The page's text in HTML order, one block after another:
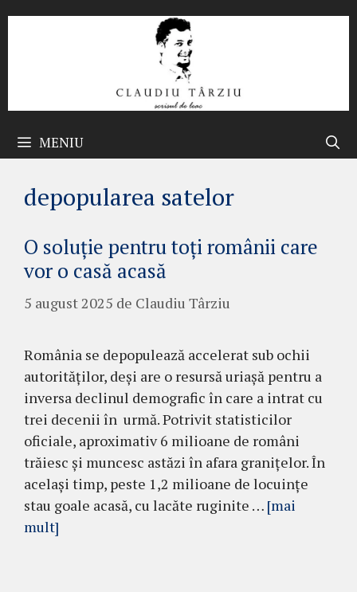
MENIU
depopularea satelor
O soluție pentru toți românii care
vor o casă acasă
5 august 2025 de Claudiu Târziu
România se depopulează accelerat sub ochii
autorităților, deși are o resursă uriașă pentru a
inversa declinul demografic în care a intrat cu
trei decenii în urmă. Potrivit statisticilor
oficiale, aproximativ 6 milioane de români
trăiesc și muncesc astăzi în afara granițelor. În
același timp, peste 1,2 milioane de locuințe
stau goale acasă, cu lacăte ruginite … [mai
mult]